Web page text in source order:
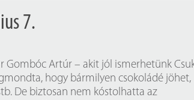
7.
Gombóc Artúr – akit jól ismerhetünk
hogy bármilyen csokoládé jöhet,
De biztosan nem kóstolhatta az